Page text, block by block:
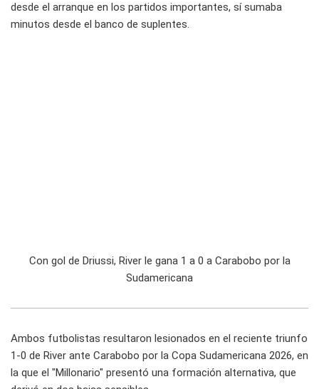
desde el arranque en los partidos importantes, sí sumaba
minutos desde el banco de suplentes.
Con gol de Driussi, River le gana 1 a 0 a Carabobo por la
Sudamericana
Ambos futbolistas resultaron lesionados en el reciente triunfo
1-0 de River ante Carabobo por la Copa Sudamericana 2026, en
la que el "Millonario" presentó una formación alternativa, que